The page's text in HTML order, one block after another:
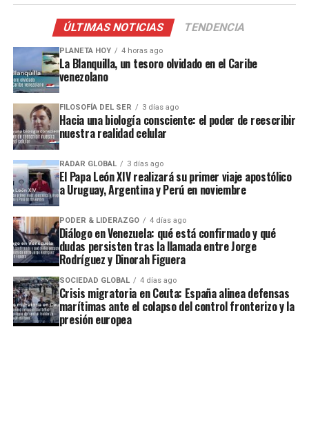
ÚLTIMAS NOTICIAS TENDENCIA
PLANETA HOY 4 horas ago
La Blanquilla, un tesoro olvidado en el Caribe
venezolano
FILOSOFÍA DEL SER 3 días ago
Hacia una biología consciente: el poder de reescribir
nuestra realidad celular
RADAR GLOBAL 3 días ago
El Papa León XIV realizará su primer viaje apostólico
a Uruguay, Argentina y Perú en noviembre
PODER & LIDERAZGO 4 días ago
Diálogo en Venezuela: qué está confirmado y qué
dudas persisten tras la llamada entre Jorge
Rodríguez y Dinorah Figuera
SOCIEDAD GLOBAL 4 días ago
Crisis migratoria en Ceuta: España alinea defensas
marítimas ante el colapso del control fronterizo y la
presión europea